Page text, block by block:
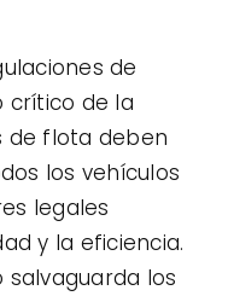
de
crítico de la
de flota deben
los vehículos
legales
y la eficiencia.
los